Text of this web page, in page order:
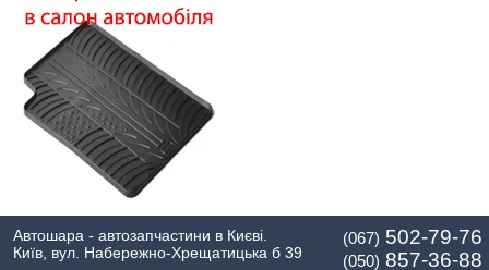
Автошара - автозапчастини в Києві.
Київ, вул. Набережно-Хрещатицька б 39
(067) 502-79-76
(050) 857-36-88